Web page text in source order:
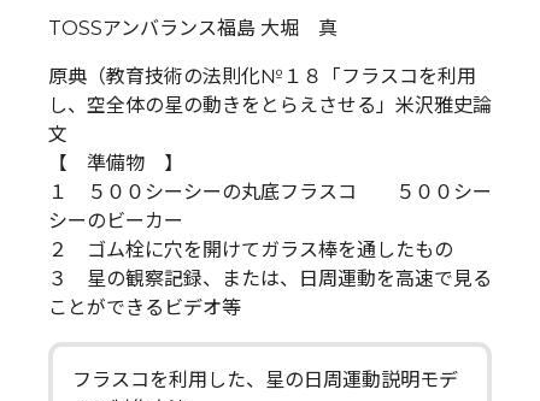
TOSSアンバランス福島 大堀 真
原典（教育技術の法則化№１８「フラスコを利用
し、空全体の星の動きをとらえさせる」米沢雅史論
文
【 準備物 】
１ ５００シーシーの丸底フラスコ ５００シー
シーのビーカー
２ ゴム栓に穴を開けてガラス棒を通したもの
３ 星の観察記録、または、日周運動を高速で見る
ことができるビデオ等
フラスコを利用した、星の日周運動説明モデ